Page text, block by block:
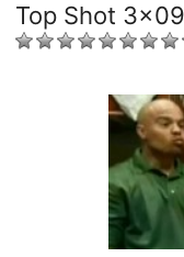
Top Shot